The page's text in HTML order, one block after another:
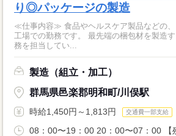
り◎パッケージの製造
≪仕事内容≫ 食品やヘルスケア製品などの
工場での勤務です。 最先端の梱包材を製造する機械の オペレータ業
務を担当してい...
製造（組立・加工）
群馬県邑楽郡明和町/川俣駅
時給1,450円～1,813円 交通費一部支給
08：00〜19：00 20：00〜07：00 【